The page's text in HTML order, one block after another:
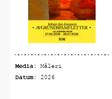
som
Verken
salu och
Media: Måleri
Datum: 2026